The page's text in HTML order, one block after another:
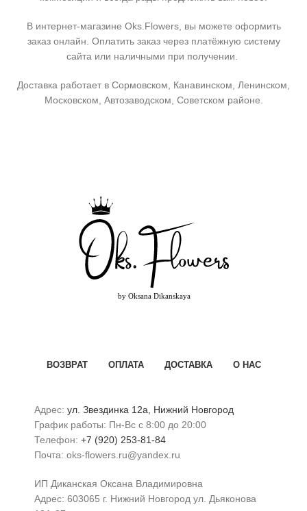
В интернет-магазине Oks.Flowers, вы можете оформить
заказ онлайн. Оплатить заказ через платёжную систему
сайта или наличными при получении.
Доставка работает в Сормовском, Канавинском, Ленинском,
Московском, Автозаводском, Советском районе.
ВОЗВРАТ ОПЛАТА ДОСТАВКА О НАС
Адрес: ул. Звездинка 12а, Нижний Новгород
График работы: Пн-Вс с 8:00 до 20:00
Телефон: +7 (920) 253-81-84
Почта: oks-flowers.ru@yandex.ru
ИП Диканская Оксана Владимировна
Адрес: 603065 г. Нижний Новгород ул. Дьяконова